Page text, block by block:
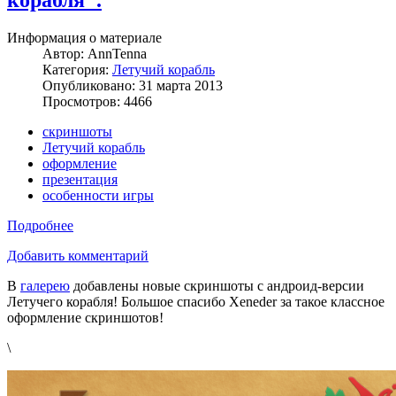
Информация о материале
Автор: AnnTenna
Категория: Летучий корабль
Опубликовано: 31 марта 2013
Просмотров: 4466
скриншоты
Летучий корабль
оформление
презентация
особенности игры
Подробнее
Добавить комментарий
В галерею добавлены новые скриншоты с андроид-версии
Летучего корабля! Большое спасибо Xeneder за такое классное
оформление скриншотов!
\